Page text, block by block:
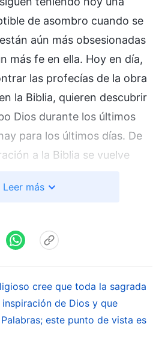
de asombro cuando se
aún más obsesionadas
más fe en ella. Hoy en día,
las profecías de la obra
en la Biblia, quieren descubrir
Dios durante los últimos
para los últimos días. De
a la Biblia se vuelve
ciega dan a las
últimos días. Con esa fe
esa confianza en ella, no
la obra del Espíritu
de las personas, piensan
traer la obra del Espíritu
encontrar las huellas
Leer más
cree que toda la sagrada
de Dios y que
este punto de vista es